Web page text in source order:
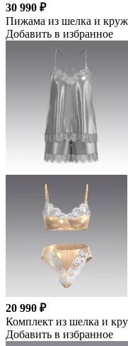
30 990 ₽
Пижама из шелка и
Добавить в избранное
20 990 ₽
Комплект из шелка и
Добавить в избранное